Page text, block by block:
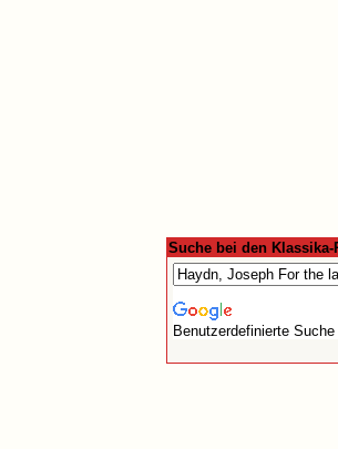
Suche bei den Klassika-
Benutzerdefinierte Suche